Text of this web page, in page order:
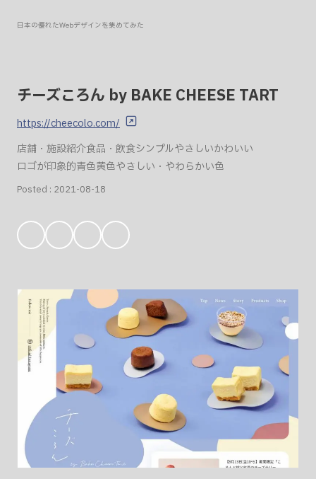
日本の優れたWebデザインを集めてみた
チーズころん by BAKE CHEESE TART
https://cheecolo.com/
店舗・施設紹介食品・飲食シンプルやさしいかわいい
ロゴが印象的青色黄色やさしい・やわらかい色
Posted : 2021-08-18
気
入